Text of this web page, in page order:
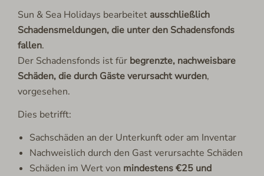
Sun & Sea Holidays bearbeitet ausschließlich
Schadensmeldungen, die unter den Schadensfonds
fallen.
Der Schadensfonds ist für begrenzte, nachweisbare
Schäden, die durch Gäste verursacht wurden,
vorgesehen.
Dies betrifft:
Sachschäden an der Unterkunft oder am Inventar
Nachweislich durch den Gast verursachte Schäden
Schäden im Wert von mindestens €25 und